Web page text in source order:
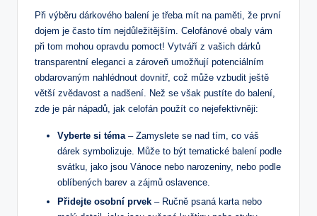
Při výběru dárkového balení je třeba mít na paměti, že první
dojem je často tím nejdůležitějším. Celofánové obaly vám
při tom mohou opravdu pomoct! Vytváří z vašich dárků
transparentní eleganci a zároveň umožňují potenciálním
obdarovaným nahlédnout dovnitř, což může vzbudit ještě
větší zvědavost a nadšení. Než se však pustíte do balení,
zde je pár nápadů, jak celofán použít co nejefektivněji:
Vyberte si téma– Zamyslete se nad tím, co váš
dárek symbolizuje. Může to být tematické balení podle
svátku, jako jsou Vánoce nebo narozeniny, nebo podle
oblíbených barev a zájmů oslavence.
Přidejte osobní prvek – Ručně psaná karta nebo